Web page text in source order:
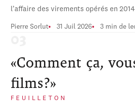
l’affaire des virements opérés en
Pierre Sorlut 31 Juil 2026 3 min de
«Comment ça,
films?»
FEUILLETON